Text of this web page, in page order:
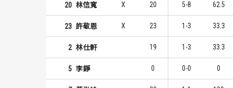
20 林信寬 X 20 5-8 62.5
23 許敬恩 X 23 1-3 33.3
2 林仕軒 19 1-3 33.3
5 李錚 0 0-0 0